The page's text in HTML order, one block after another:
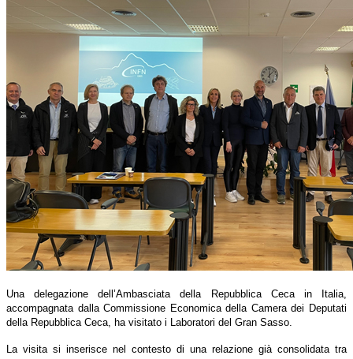
Una delegazione dell’Ambasciata della Repubblica Ceca in Italia,
accompagnata dalla Commissione Economica della Camera dei Deputati
della Repubblica Ceca, ha visitato i Laboratori del Gran Sasso.
La visita si inserisce nel contesto di una relazione già consolidata tra